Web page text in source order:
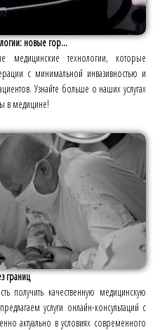
новые гор...
медицинские технологии, которые
с минимальной инвазивностью и
Узнайте больше о наших услугах
в медицине!
границ
получить качественную медицинскую
услуги онлайн-консультаций с
актуально в условиях современного